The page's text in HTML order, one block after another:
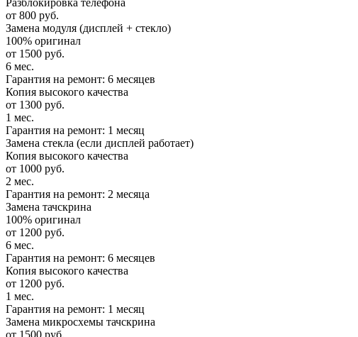
Разблокировка телефона
от 800 руб.
Замена модуля (дисплей + стекло)
100% оригинал
от 1500 руб.
6 мес.
Гарантия на ремонт: 6 месяцев
Копия высокого качества
от 1300 руб.
1 мес.
Гарантия на ремонт: 1 месяц
Замена стекла (если дисплей работает)
Копия высокого качества
от 1000 руб.
2 мес.
Гарантия на ремонт: 2 месяца
Замена тачскрина
100% оригинал
от 1200 руб.
6 мес.
Гарантия на ремонт: 6 месяцев
Копия высокого качества
от 1200 руб.
1 мес.
Гарантия на ремонт: 1 месяц
Замена микросхемы тачскрина